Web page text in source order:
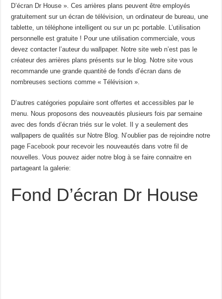
D’écran Dr House ». Ces arrières plans peuvent être employés
gratuitement sur un écran de télévision, un ordinateur de bureau, une
tablette, un téléphone intelligent ou sur un pc portable. L’utilisation
personnelle est gratuite ! Pour une utilisation commerciale, vous
devez contacter l’auteur du wallpaper. Notre site web n’est pas le
créateur des arrières plans présents sur le blog. Notre site vous
recommande une grande quantité de fonds d’écran dans de
nombreuses sections comme « Télévision ».
D’autres catégories populaire sont offertes et accessibles par le
menu. Nous proposons des nouveautés plusieurs fois par semaine
avec des fonds d’écran triés sur le volet. Il y a seulement des
wallpapers de qualités sur Notre Blog. N’oublier pas de rejoindre notre
page Facebook pour recevoir les nouveautés dans votre fil de
nouvelles. Vous pouvez aider notre blog à se faire connaitre en
partageant la galerie:
Fond D’écran Dr House